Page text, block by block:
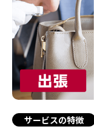
サービスの特徴